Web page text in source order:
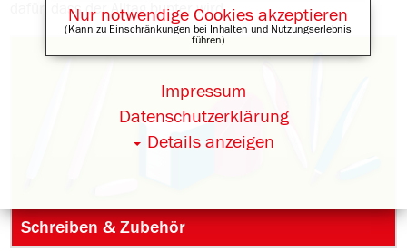
dafür, dass der Alltag bunter wird.
Schreiben & Zubehör
Nur notwendige Cookies akzeptieren
(Kann zu Einschränkungen bei Inhalten und Nutzungserlebnis
führen)
Details anzeigen
Datenschutzerklärung
Impressum